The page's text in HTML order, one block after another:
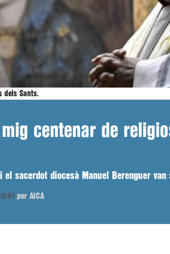
dels Sants.
centenar de
el sacerdot diocesà Manuel Berenguer
per AICA